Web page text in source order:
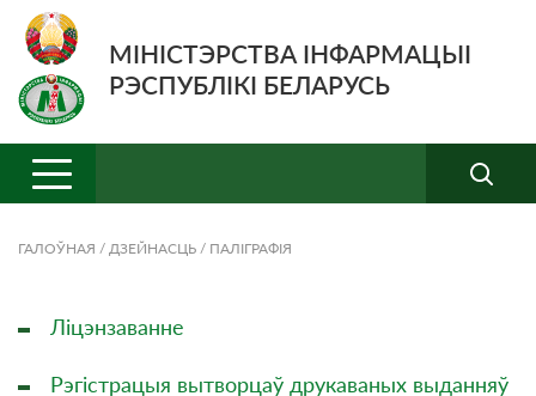
МІНІСТЭРСТВА ІНФАРМАЦЫІ
РЭСПУБЛІКІ БЕЛАРУСЬ
ГАЛОЎНАЯ / ДЗЕЙНАСЦЬ / ПАЛІГРАФІЯ
Ліцэнзаванне
Рэгістрацыя вытворцаў друкаваных выданняў